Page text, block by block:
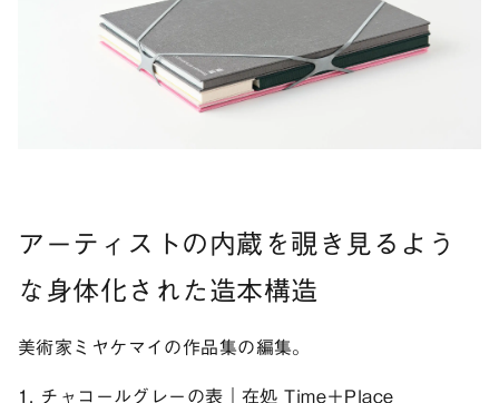
アーティストの内蔵を覗き見るよう
な身体化された造本構造
美術家ミヤケマイの作品集の編集。
1. チャコールグレーの表｜在処 Time＋Place